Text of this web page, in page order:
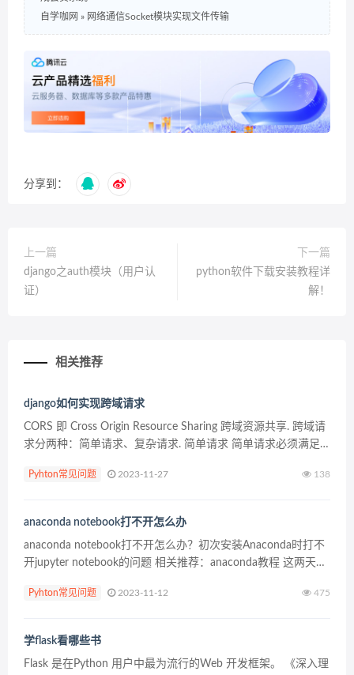
自学咖网 » 网络通信Socket模块实现文件传输
分享到：
上一篇
django之auth模块（用户认
证）
下一篇
python软件下载安装教程详
解！
相关推荐
django如何实现跨域请求
CORS 即 Cross Origin Resource Sharing 跨域资源共享. 跨域请
求分两种：简单请求、复杂请求. 简单请求 简单请求必须满足
Pyhton常见问题 2023-11-27 138
anaconda notebook打不开怎么办
anaconda notebook打不开怎么办？初次安装Anaconda时打不
开jupyter notebook的问题 相关推荐：anaconda教程 这两天在
Pyhton常见问题 2023-11-12 475
学flask看哪些书
Flask 是在Python 用户中最为流行的Web 开发框架。 《深入理